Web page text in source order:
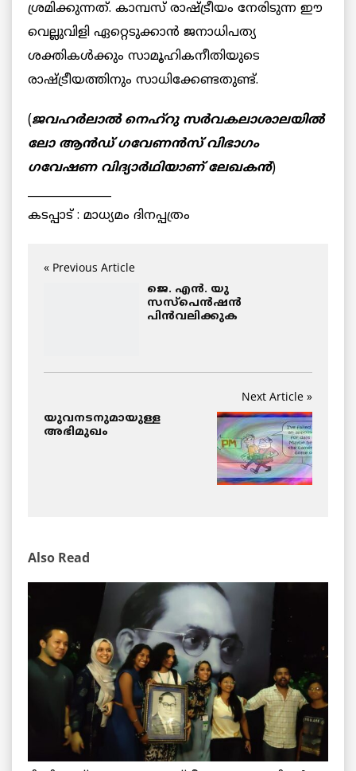
ശ്രമിക്കുന്നത്. കാമ്പസ് രാഷ്ട്രീയം നേരിടുന്ന ഈ
വെല്ലുവിളി ഏറ്റെടുക്കാന്‍ ജനാധിപത്യ
ശക്തികള്‍ക്കും സാമൂഹികനീതിയുടെ
രാഷ്ട്രീയത്തിനും സാധിക്കേണ്ടതുണ്ട്.
(ജവഹര്‍ലാല്‍ നെഹ്റു സര്‍വകലാശാലയില്‍
ലോ ആന്‍ഡ് ഗവേണന്‍സ് വിഭാഗം
ഗവേഷണ വിദ്യാര്‍ഥിയാണ് ലേഖകന്‍)
_______________
കടപ്പാട് : മാധ്യമം ദിനപ്പത്രം
« Previous Article
ജെ. എന്‍. യു
സസ്‌പെന്‍ഷന്‍
പിന്‍വലിക്കുക
Next Article »
യുവനടനുമായുള്ള
അഭിമുഖം
Also Read